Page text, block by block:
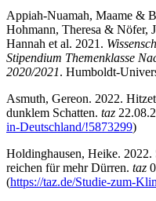
Appiah-Nuamah, Maame &
Hohmann, Theresa & Nöfer,
Hannah et al. 2021.
Stipendium Themenklasse
2020/2021. Humboldt-
Asmuth, Gereon. 2022.
dunklem Schatten. taz
in-Deutschland/!5873299)
Holdinghausen, Heike.
reichen für mehr Dürren. taz
(https://taz.de/Studie-zum-